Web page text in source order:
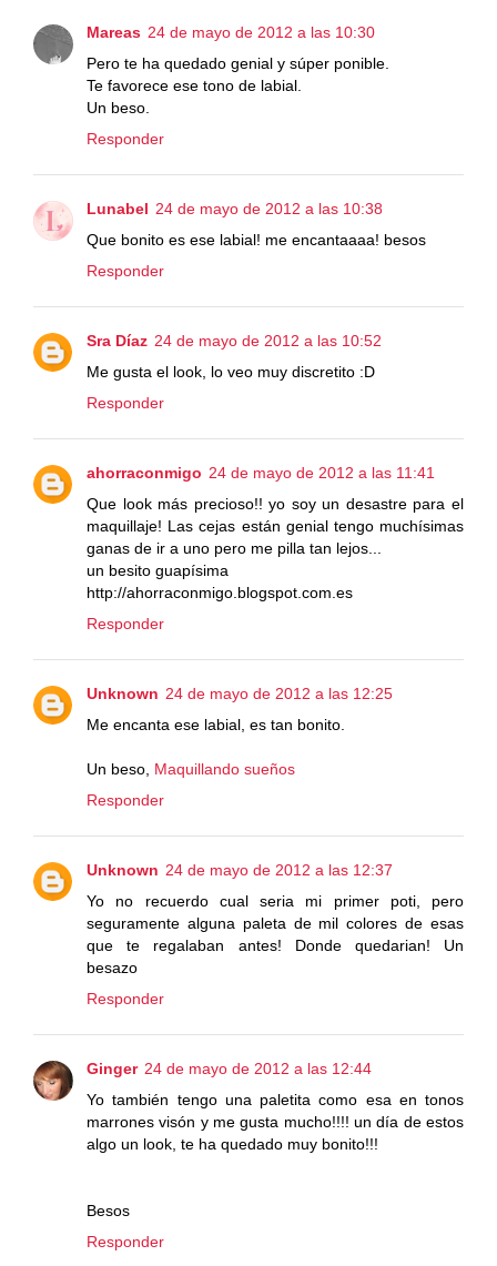
Mareas 24 de mayo de 2012 a las 10:30
Pero te ha quedado genial y súper ponible.
Te favorece ese tono de labial.
Un beso.
Responder
Lunabel 24 de mayo de 2012 a las 10:38
Que bonito es ese labial! me encantaaaa! besos
Responder
Sra Díaz 24 de mayo de 2012 a las 10:52
Me gusta el look, lo veo muy discretito :D
Responder
ahorraconmigo 24 de mayo de 2012 a las 11:41
Que look más precioso!! yo soy un desastre para el
maquillaje! Las cejas están genial tengo muchísimas
ganas de ir a uno pero me pilla tan lejos...
un besito guapísima
http://ahorraconmigo.blogspot.com.es
Responder
Unknown 24 de mayo de 2012 a las 12:25
Me encanta ese labial, es tan bonito.
Un beso, Maquillando sueños
Responder
Unknown 24 de mayo de 2012 a las 12:37
Yo no recuerdo cual seria mi primer poti, pero
seguramente alguna paleta de mil colores de esas
que te regalaban antes! Donde quedarian! Un
besazo
Responder
Ginger 24 de mayo de 2012 a las 12:44
Yo también tengo una paletita como esa en tonos
marrones visón y me gusta mucho!!!! un día de estos
algo un look, te ha quedado muy bonito!!!
Besos
Responder